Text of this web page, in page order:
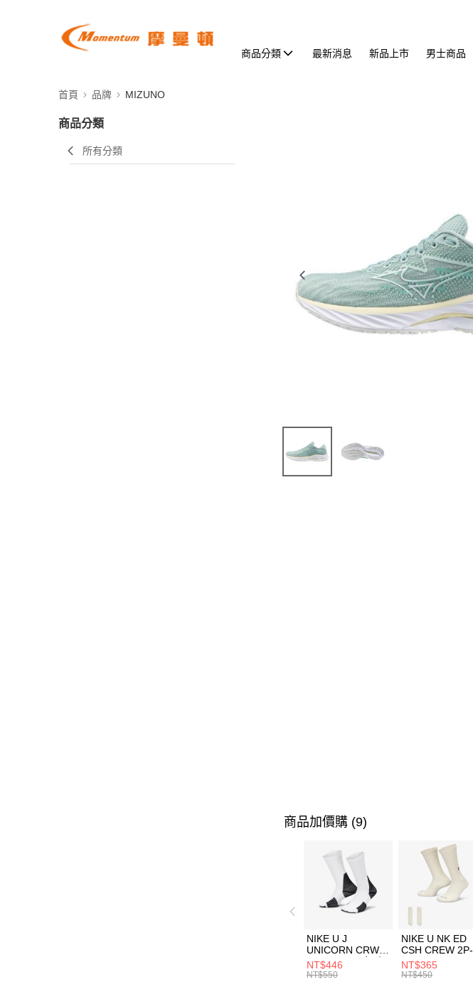
商品分類 最新消息 新品上市 男士商品
首頁 品牌 MIZUNO
商品分類
所有分類
商品加價購 (9)
NIKE U J
UNICORN CRW
1PR -160 男女 中
統襪 FZ3393100
NT$446
NT$550
NIKE U NK ED
CSH CREW 2P-
144 EMBRDY 男
女 短統襪
NT$365
NT$450